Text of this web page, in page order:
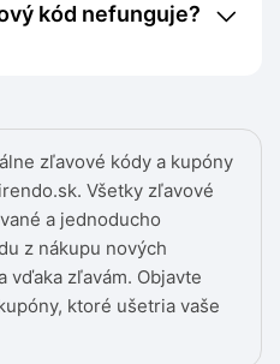
zľavové kódy a kupóny
Všetky zľavové
a jednoducho
z nákupu nových
vďaka zľavám. Objavte
ktoré ušetria vaše
kód nefunguje?